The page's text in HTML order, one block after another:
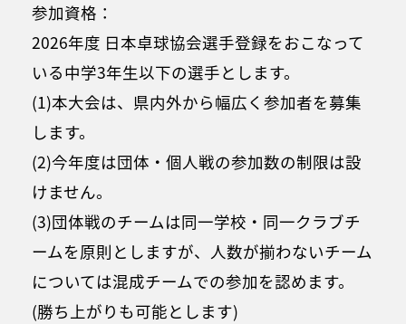
参加資格：
2026年度 日本卓球協会選手登録をおこなって
いる中学3年生以下の選手とします。
(1)本大会は、県内外から幅広く参加者を募集
します。
(2)今年度は団体・個人戦の参加数の制限は設
けません。
(3)団体戦のチームは同一学校・同一クラブチ
ームを原則としますが、人数が揃わないチーム
については混成チームでの参加を認めます。
(勝ち上がりも可能とします)